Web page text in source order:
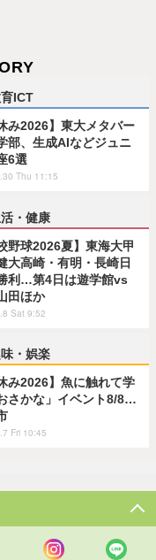
ICT
み2026】東大メタバー
部、生成AIなどジュニ
6選
Thu 11:15
・健康
野球2026夏】東海大甲
大高崎・有明・長崎日
利…第4日は遊学館vs
田ほか
Sat 9:52
・娯楽
み2026】魚に触れて学
さかな」イベント8/8…
Fri 10:45